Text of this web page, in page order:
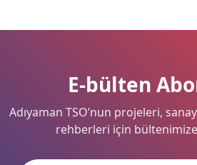
E-bülten
Adıyaman TSO’nun projeleri,
rehberleri için